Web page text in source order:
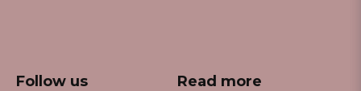
Follow us Read more